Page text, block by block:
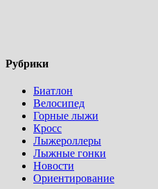
Рубрики
Биатлон
Велосипед
Горные лыжи
Кросс
Лыжероллеры
Лыжные гонки
Новости
Ориентирование